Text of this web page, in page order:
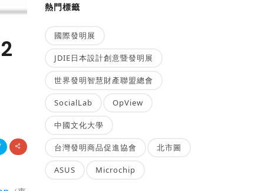
熱門標籤
國際發明展
JDIE日本設計創意暨發明展
世界發明智慧財產聯盟總會
SocialLab OpView
中國文化大學
台灣發明商品促進協會 北市圖
ASUS Microchip